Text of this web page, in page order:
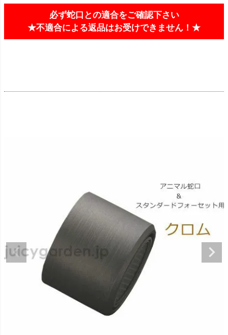
必ず蛇口との適合をご確認下さい
★不適合による返品はお受けできません！★